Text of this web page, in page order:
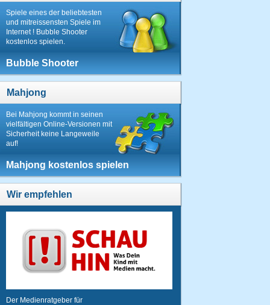
Spiele eines der beliebtesten
und mitreissensten Spiele im
Internet ! Bubble Shooter
kostenlos spielen.
Bubble Shooter
Mahjong
Bei Mahjong kommt in seinen
vielfältigen Online-Versionen mit
Sicherheit keine Langeweile
auf!
Mahjong kostenlos spielen
Wir empfehlen
Der Medienratgeber für